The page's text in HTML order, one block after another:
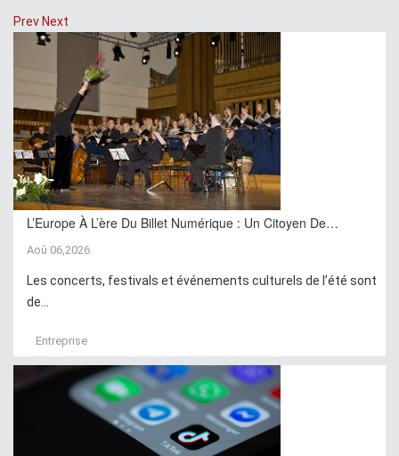
PrevNext
L’Europe À L’ère Du Billet Numérique : Un Citoyen De…
Aoû 06,2026
Les concerts, festivals et événements culturels de l’été sont
de...
Entreprise